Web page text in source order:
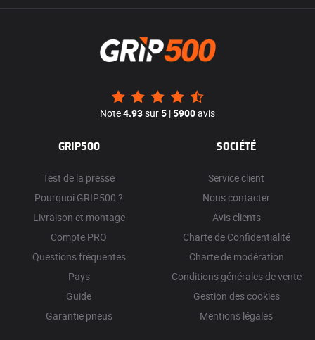
Note4.93sur5 |5900avis
GRIP500
Test de la presse
Pourquoi GRIP500 ?
Livraison et montage
Compte PRO
Questions fréquentes
Pays
Guide
Garantie pneus
SOCIÉTÉ
Service client
Nous contacter
Avis clients
Charte de Confidentialité
Charte de modération
Conditions générales de vente
Gestion des cookies
Mentions légales